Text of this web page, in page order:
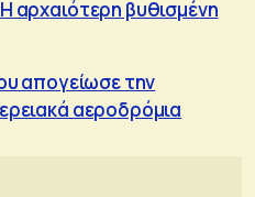
αρχαιότερη βυθισμένη
απογείωσε την
αεροδρόμια